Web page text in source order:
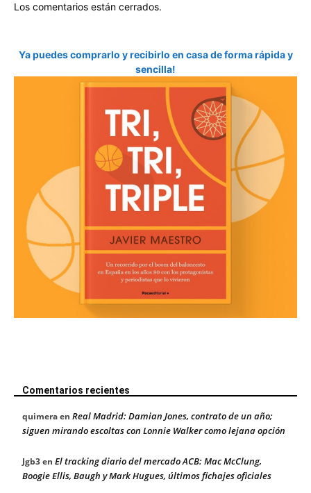
Los comentarios están cerrados.
Ya puedes comprarlo y recibirlo en casa de forma rápida y
sencilla!
Comentarios recientes
quimeraen Real Madrid: Damian Jones, contrato de un año;
siguen mirando escoltas con Lonnie Walker como lejana opción
Jgb3en El tracking diario del mercado ACB: Mac McClung,
Boogie Ellis, Baugh y Mark Hugues, últimos fichajes oficiales